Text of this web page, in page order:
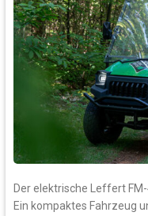
Der elektrische Leffert
Ein kompaktes Fahrzeug